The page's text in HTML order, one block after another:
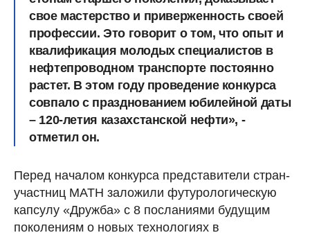
свое мастерство и приверженность своей
профессии. Это говорит о том, что опыт и
квалификация молодых специалистов в
нефтепроводном транспорте постоянно
растет. В этом году проведение конкурса
совпало с празднованием юбилейной даты
– 120-летия казахстанской нефти», -
отметил он.
Перед началом конкурса представители стран-
участниц МАТН заложили футурологическую
капсулу «Дружба» с 8 посланиями будущим
поколениям о новых технологиях в